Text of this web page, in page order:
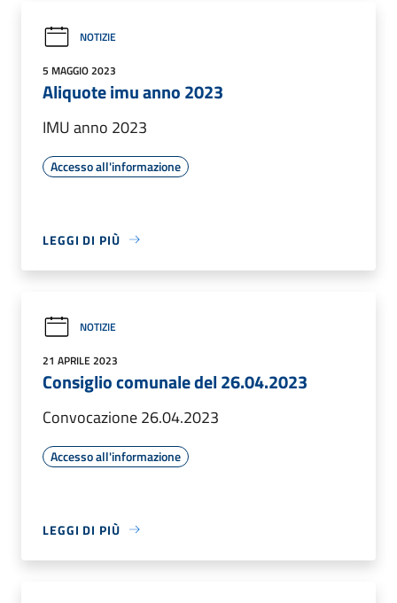
NOTIZIE
5 MAGGIO 2023
Aliquote imu anno 2023
IMU anno 2023
Accesso all'informazione
LEGGI DI PIÙ
NOTIZIE
21 APRILE 2023
Consiglio comunale del 26.04.2023
Convocazione 26.04.2023
Accesso all'informazione
LEGGI DI PIÙ